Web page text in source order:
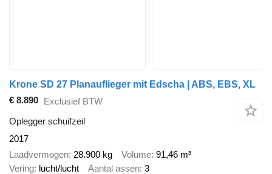
Krone SD 27 Planauflieger mit Edscha | ABS, EBS, XL
€ 8.890 Exclusief BTW
Oplegger schuifzeil
2017
Laadvermogen 28.900 kg Volume 91,46 m³
Vering lucht/lucht Aantal assen 3